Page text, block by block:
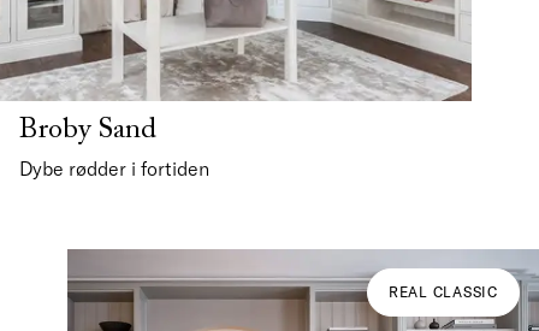
Broby Sand
Dybe rødder i fortiden
REAL CLASSIC